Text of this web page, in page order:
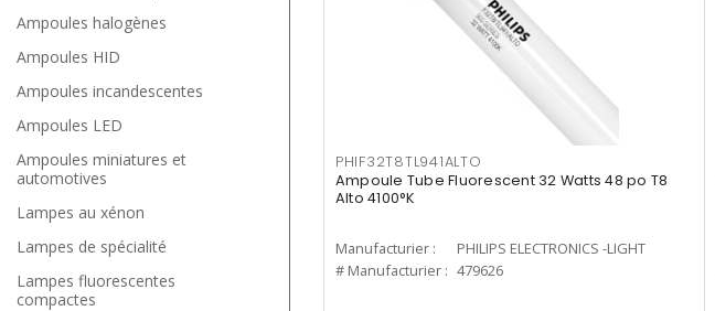
Ampoules halogènes
Ampoules HID
Ampoules incandescentes
Ampoules LED
Ampoules miniatures et
automotives
Lampes au xénon
Lampes de spécialité
Lampes fluorescentes
compactes
PHIF32T8TL941ALTO
Ampoule Tube Fluorescent 32 Watts 48 po T8
Alto 4100°K
Manufacturier :
PHILIPS ELECTRONICS -LIGHT
# Manufacturier : 479626